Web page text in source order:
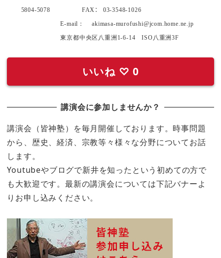
5804-5078
FAX ： 03-3548-1026
E-mail ：
akimasa-murofushi@jcom.home.ne.jp
東京都中央区八重洲 1-6-14 ISO 八重洲3F
いいね ♡ 0
講演会に参加しませんか？
講演会（皆神塾）を毎月開催しております。時事問題
から、歴史、経済、宗教等々様々な分野についてお話
します。
Youtubeやブログで新井を知ったという初めての方で
も大歓迎です。最新の講演会については下記バナーよ
りお申し込みください。